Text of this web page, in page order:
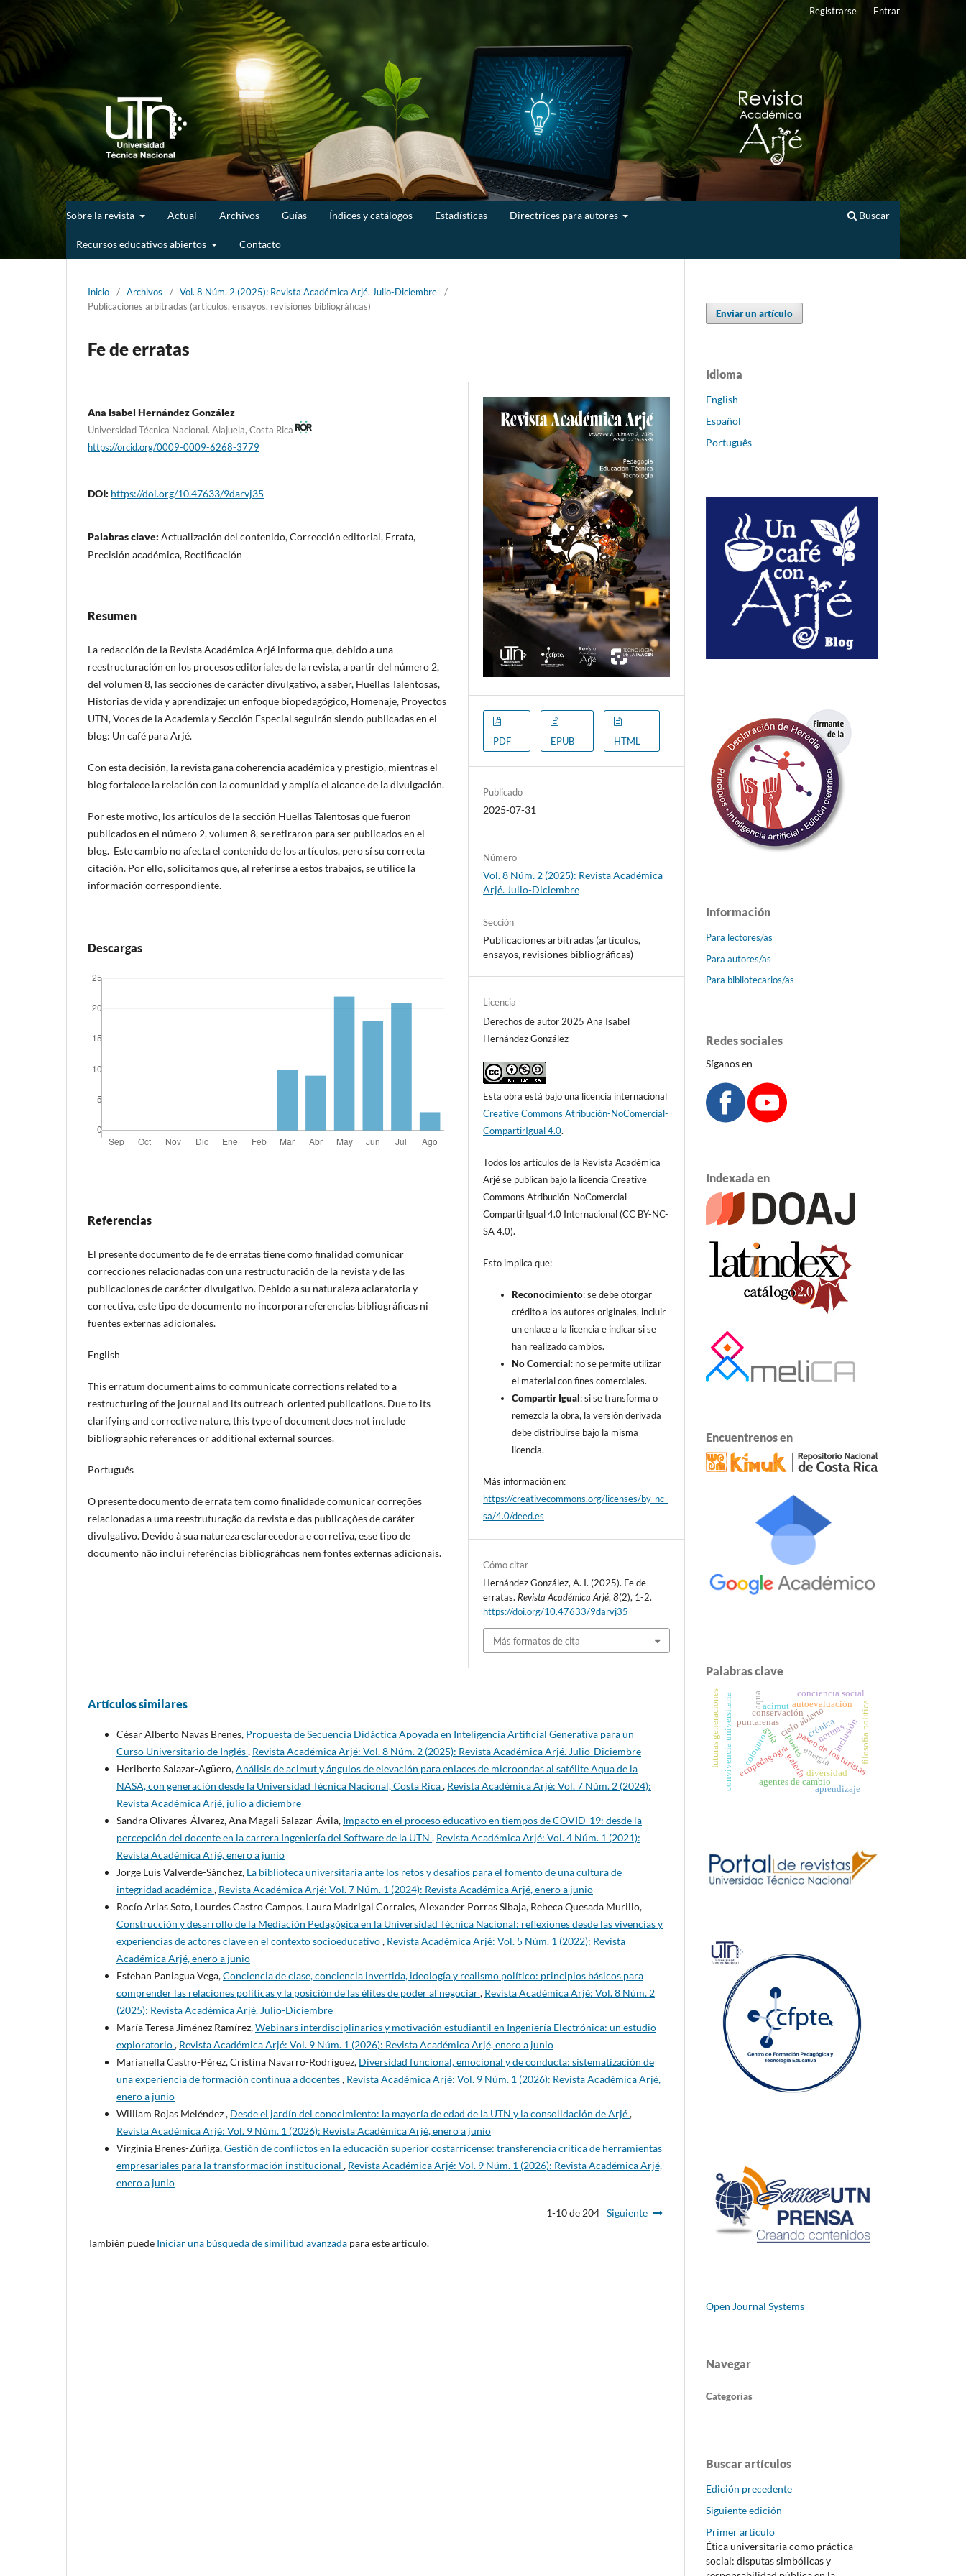
Sobre la revista Actual Archivos Guías Índices y catálogos Estadísticas Directrices para autores
Recursos educativos abiertos Contacto
Buscar
Registrarse Entrar
Inicio / Archivos / Vol. 8 Núm. 2 (2025): Revista Académica Arjé. Julio-Diciembre
/
Publicaciones arbitradas (artículos, ensayos, revisiones bibliográficas)
Fe de erratas
Ana Isabel Hernández González
Universidad Técnica Nacional. Alajuela, Costa Rica
https://orcid.org/0009-0009-6268-3779
DOI: https://doi.org/10.47633/9darvj35
Palabras clave: Actualización del contenido, Corrección editorial, Errata,
Precisión académica, Rectificación
Resumen
La redacción de la Revista Académica Arjé informa que, debido a una
reestructuración en los procesos editoriales de la revista, a partir del número 2,
del volumen 8, las secciones de carácter divulgativo, a saber, Huellas Talentosas,
Historias de vida y aprendizaje: un enfoque biopedagógico, Homenaje, Proyectos
UTN, Voces de la Academia y Sección Especial seguirán siendo publicadas en el
blog: Un café para Arjé.
Con esta decisión, la revista gana coherencia académica y prestigio, mientras el
blog fortalece la relación con la comunidad y amplía el alcance de la divulgación.
Por este motivo, los artículos de la sección Huellas Talentosas que fueron
publicados en el número 2, volumen 8, se retiraron para ser publicados en el
blog. Este cambio no afecta el contenido de los artículos, pero sí su correcta
citación. Por ello, solicitamos que, al referirse a estos trabajos, se utilice la
información correspondiente.
Descargas
Referencias
El presente documento de fe de erratas tiene como finalidad comunicar
correcciones relacionadas con una restructuración de la revista y de las
publicaciones de carácter divulgativo. Debido a su naturaleza aclaratoria y
correctiva, este tipo de documento no incorpora referencias bibliográficas ni
fuentes externas adicionales.
English
This erratum document aims to communicate corrections related to a
restructuring of the journal and its outreach-oriented publications. Due to its
clarifying and corrective nature, this type of document does not include
bibliographic references or additional external sources.
Português
O presente documento de errata tem como finalidade comunicar correções
relacionadas a uma reestruturação da revista e das publicações de caráter
divulgativo. Devido à sua natureza esclarecedora e corretiva, esse tipo de
documento não inclui referências bibliográficas nem fontes externas adicionais.
PDF EPUB HTML
Publicado
2025-07-31
Número
Vol. 8 Núm. 2 (2025): Revista Académica
Arjé. Julio-Diciembre
Sección
Publicaciones arbitradas (artículos,
ensayos, revisiones bibliográficas)
Licencia
Derechos de autor 2025 Ana Isabel
Hernández González
Esta obra está bajo una licencia internacional
Creative Commons Atribución-NoComercial-
CompartirIgual 4.0.
Todos los artículos de la Revista Académica
Arjé se publican bajo la licencia Creative
Commons Atribución-NoComercial-
CompartirIgual 4.0 Internacional (CC BY-NC-
SA 4.0).
Esto implica que:
Reconocimiento: se debe otorgar
crédito a los autores originales, incluir
un enlace a la licencia e indicar si se
han realizado cambios.
No Comercial: no se permite utilizar
el material con fines comerciales.
Compartir Igual: si se transforma o
remezcla la obra, la versión derivada
debe distribuirse bajo la misma
licencia.
Más información en:
https://creativecommons.org/licenses/by-nc-
sa/4.0/deed.es
Cómo citar
Hernández González, A. I. (2025). Fe de
erratas.Revista Académica Arjé,8(2), 1-2.
https://doi.org/10.47633/9darvj35
Más formatos de cita
Artículos similares
César Alberto Navas Brenes, Propuesta de Secuencia Didáctica Apoyada en Inteligencia Artificial Generativa para un
Curso Universitario de Inglés, Revista Académica Arjé: Vol. 8 Núm. 2 (2025): Revista Académica Arjé. Julio-Diciembre
Heriberto Salazar-Agüero,Análisis de acimut y ángulos de elevación para enlaces de microondas al satélite Aqua de la
NASA, con generación desde la Universidad Técnica Nacional, Costa Rica, Revista Académica Arjé: Vol. 7 Núm. 2 (2024):
Revista Académica Arjé, julio a diciembre
Sandra Olivares-Álvarez, Ana Magali Salazar-Ávila, Impacto en el proceso educativo en tiempos de COVID-19: desde la
percepción del docente en la carrera Ingeniería del Software de la UTN , Revista Académica Arjé: Vol. 4 Núm. 1 (2021):
Revista Académica Arjé, enero a junio
Jorge Luis Valverde-Sánchez, La biblioteca universitaria ante los retos y desafíos para el fomento de una cultura de
integridad académica, Revista Académica Arjé: Vol. 7 Núm. 1 (2024): Revista Académica Arjé, enero a junio
Rocío Arias Soto, Lourdes Castro Campos, Laura Madrigal Corrales, Alexander Porras Sibaja, Rebeca Quesada Murillo,
Construcción y desarrollo de la Mediación Pedagógica en la Universidad Técnica Nacional: reflexiones desde las vivencias y
experiencias de actores clave en el contexto socioeducativo, Revista Académica Arjé: Vol. 5 Núm. 1 (2022): Revista
Académica Arjé, enero a junio
Esteban Paniagua Vega,Conciencia de clase, conciencia invertida, ideología y realismo político: principios básicos para
comprender las relaciones políticas y la posición de las élites de poder al negociar, Revista Académica Arjé: Vol. 8 Núm. 2
(2025): Revista Académica Arjé. Julio-Diciembre
María Teresa Jiménez Ramírez,Webinars interdisciplinarios y motivación estudiantil en Ingeniería Electrónica: un estudio
exploratorio, Revista Académica Arjé: Vol. 9 Núm. 1 (2026): Revista Académica Arjé, enero a junio
Marianella Castro-Pérez, Cristina Navarro-Rodríguez, Diversidad funcional, emocional y de conducta: sistematización de
una experiencia de formación continua a docentes, Revista Académica Arjé: Vol. 9 Núm. 1 (2026): Revista Académica Arjé,
enero a junio
William Rojas Meléndez , Desde el jardín del conocimiento: la mayoría de edad de la UTN y la consolidación de Arjé,
Revista Académica Arjé: Vol. 9 Núm. 1 (2026): Revista Académica Arjé, enero a junio
Virginia Brenes-Zúñiga,Gestión de conflictos en la educación superior costarricense: transferencia crítica de herramientas
empresariales para la transformación institucional , Revista Académica Arjé: Vol. 9 Núm. 1 (2026): Revista Académica Arjé,
enero a junio
1-10 de 204 Siguiente
También puede Iniciar una búsqueda de similitud avanzada para este artículo.
Enviar un artículo
Idioma
English
Español
Português
Información
Para lectores/as
Para autores/as
Para bibliotecarios/as
Redes sociales
Síganos en
Indexada en
Encuentrenos en
Palabras clave
galería
postes
puntarenascielo abierto
paseo de los turistas
convivencia universitaria agentes de cambio
ecopedagogía
futuras generaciones conservación
inclusión
diversidad
autoevaluación
conciencia social
filosofía política
coloquio
aprendizaje
crónica
normas
energía
guía
acimut
aqua
Open Journal Systems
Navegar
Categorías
Buscar artículos
Edición precedente
Siguiente edición
Primer artículo
Ética universitaria como práctica
social: disputas simbólicas y